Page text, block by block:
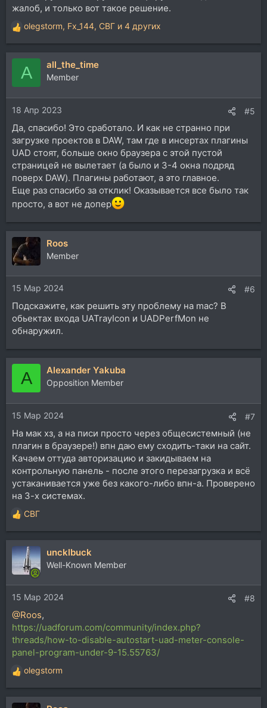
жалоб, и только вот такое решение.
Р
е
а
и
и
:
olegstorm, Fx_144, СВГ и 4 других
A all_the_time
Member
18 Апр 2023 #5
Да, спасибо! Это сработало. И как не странно при
загрузке проектов в DAW, там где в инсертах плагины
UAD стоят, больше окно браузера с этой пустой
страницей не вылетает (а было и 3-4 окна подряд
поверх DAW). Плагины работают, а это главное.
Еще раз спасибо за отклик! Оказывается все было так
просто, а вот не допер
Roos
Member
15 Мар 2024 #6
Подскажите, как решить эту проблему на mac? В
обьектах входа UATrayIcon и UADPerfMon не
обнаружил.
A Alexander Yakuba
Opposition Member
15 Мар 2024 #7
На мак хз, а на писи просто через общесистемный (не
плагин в браузере!) впн даю ему сходить-таки на сайт.
Качаем оттуда авторизацию и закидываем на
контрольную панель - после этого перезагрузка и всё
устаканивается уже без какого-либо впн-а. Проверено
на 3-х системах.
Р
е
а
к
ц
и
и
:
СВГ
uncklbuck
Well-Known Member
15 Мар 2024 #8
@Roos,
https://uadforum.com/community/index.php?
threads/how-to-disable-autostart-uad-meter-console-
panel-program-under-9-15.55763/
Р
е
а
olegstorm